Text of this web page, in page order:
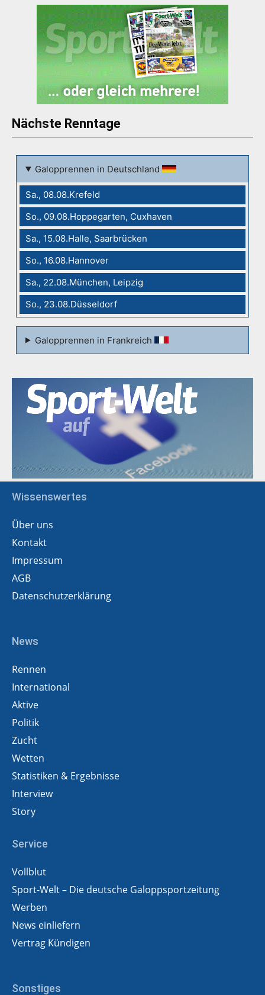
Nächste Renntage
Galopprennen in Deutschland
Sa., 08.08.Krefeld
So., 09.08.Hoppegarten, Cuxhaven
Sa., 15.08.Halle, Saarbrücken
So., 16.08.Hannover
Sa., 22.08.München, Leipzig
So., 23.08.Düsseldorf
Galopprennen in Frankreich
Wissenswertes
Über uns
Kontakt
Impressum
AGB
Datenschutzerklärung
News
Rennen
International
Aktive
Politik
Zucht
Wetten
Statistiken & Ergebnisse
Interview
Story
Service
Vollblut
Sport-Welt – Die deutsche Galoppsportzeitung
Werben
News einliefern
Vertrag Kündigen
Sonstiges